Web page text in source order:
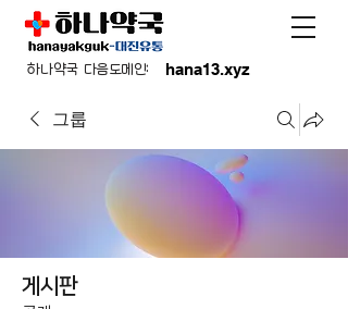
hana13.xyz
하나약국 다음도메인:
그룹
게시판